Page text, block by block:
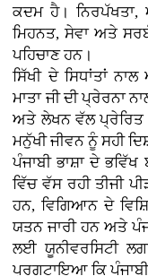
ਕਦਮ ਹੈ। ਨਿਰਪੱਖਤਾ,
ਮਿਹਨਤ, ਸੇਵਾ ਅਤੇ
ਪਹਿਚਾਣ ਹਨ।
ਸਿੱਖੀ ਦੇ ਸਿਧਾਂਤਾਂ
ਮਾਤਾ ਜੀ ਦੀ ਪ੍ਰੇਰਨਾ
ਅਤੇ ਲੇਖਨ ਵੱਲ ਪ੍ਰੇਰਿਤ
ਮਨੁੱਖੀ ਜੀਵਨ ਨੂੰ ਸਹੀ
ਪੰਜਾਬੀ ਭਾਸ਼ਾ ਦੇ
ਵਿੱਚ ਵੱਸ ਰਹੀ ਤੀਜੀ
ਹਨ, ਵਿਗਿਆਨ ਦੇ
ਯਤਨ ਜਾਰੀ ਹਨ ਅਤੇ
ਲਈ ਯੂਨੀਵਰਸਿਟੀ
ਪ੍ਰਗਟਾਇਆ ਕਿ ਪੰਜਾਬੀ